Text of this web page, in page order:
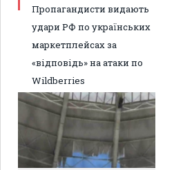
Пропагандисти видають
удари РФ по українських
маркетплейсах за
«відповідь» на атаки по
Wildberries